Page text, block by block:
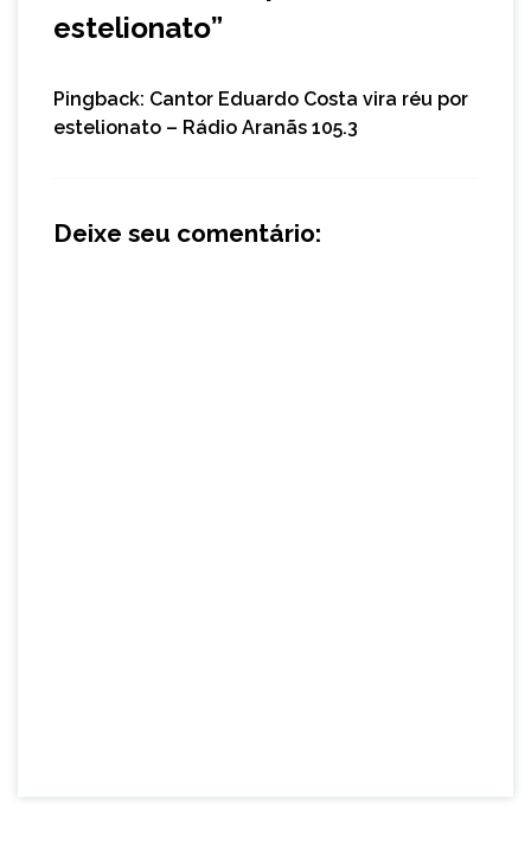
estelionato”
Pingback: Cantor Eduardo Costa vira réu por
estelionato – Rádio Aranãs 105.3
Deixe seu comentário: